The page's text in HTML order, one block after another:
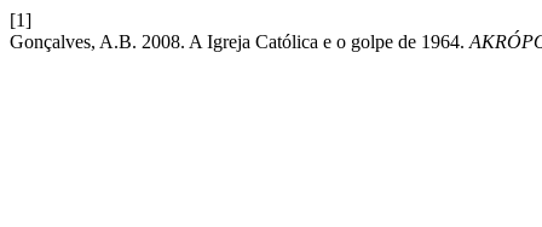
[1]
Gonçalves, A.B. 2008. A Igreja Católica e o golpe de 1964.